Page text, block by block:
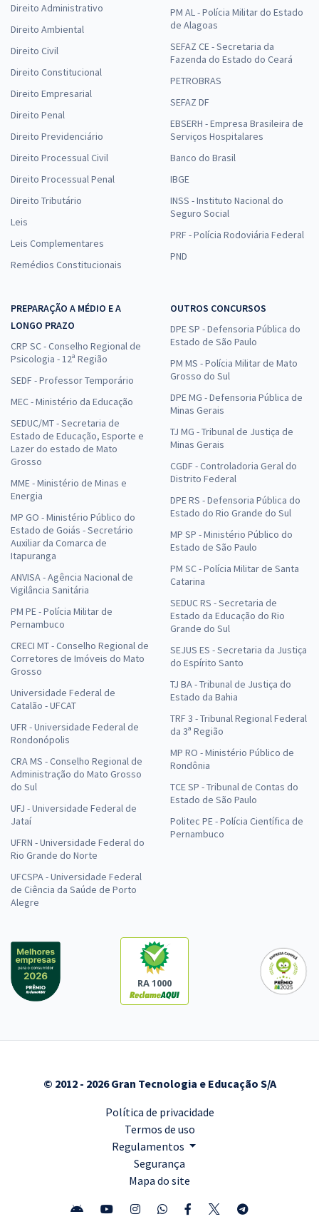
Direito Administrativo
Direito Ambiental
Direito Civil
Direito Constitucional
Direito Empresarial
Direito Penal
Direito Previdenciário
Direito Processual Civil
Direito Processual Penal
Direito Tributário
Leis
Leis Complementares
Remédios Constitucionais
PM AL - Polícia Militar do Estado
de Alagoas
SEFAZ CE - Secretaria da
Fazenda do Estado do Ceará
PETROBRAS
SEFAZ DF
EBSERH - Empresa Brasileira de
Serviços Hospitalares
Banco do Brasil
IBGE
INSS - Instituto Nacional do
Seguro Social
PRF - Polícia Rodoviária Federal
PND
PREPARAÇÃO A MÉDIO E A
LONGO PRAZO
CRP SC - Conselho Regional de
Psicologia - 12ª Região
SEDF - Professor Temporário
MEC - Ministério da Educação
SEDUC/MT - Secretaria de
Estado de Educação, Esporte e
Lazer do estado de Mato
Grosso
MME - Ministério de Minas e
Energia
MP GO - Ministério Público do
Estado de Goiás - Secretário
Auxiliar da Comarca de
Itapuranga
ANVISA - Agência Nacional de
Vigilância Sanitária
PM PE - Polícia Militar de
Pernambuco
CRECI MT - Conselho Regional de
Corretores de Imóveis do Mato
Grosso
Universidade Federal de
Catalão - UFCAT
UFR - Universidade Federal de
Rondonópolis
CRA MS - Conselho Regional de
Administração do Mato Grosso
do Sul
UFJ - Universidade Federal de
Jataí
UFRN - Universidade Federal do
Rio Grande do Norte
UFCSPA - Universidade Federal
de Ciência da Saúde de Porto
Alegre
OUTROS CONCURSOS
DPE SP - Defensoria Pública do
Estado de São Paulo
PM MS - Polícia Militar de Mato
Grosso do Sul
DPE MG - Defensoria Pública de
Minas Gerais
TJ MG - Tribunal de Justiça de
Minas Gerais
CGDF - Controladoria Geral do
Distrito Federal
DPE RS - Defensoria Pública do
Estado do Rio Grande do Sul
MP SP - Ministério Público do
Estado de São Paulo
PM SC - Polícia Militar de Santa
Catarina
SEDUC RS - Secretaria de
Estado da Educação do Rio
Grande do Sul
SEJUS ES - Secretaria da Justiça
do Espírito Santo
TJ BA - Tribunal de Justiça do
Estado da Bahia
TRF 3 - Tribunal Regional Federal
da 3ª Região
MP RO - Ministério Público de
Rondônia
TCE SP - Tribunal de Contas do
Estado de São Paulo
Politec PE - Polícia Científica de
Pernambuco
RA 1000
© 2012 - 2026 Gran Tecnologia e Educação S/A
Política de privacidade
Termos de uso
Regulamentos
Segurança
Mapa do site